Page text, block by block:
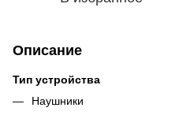
Описание
Тип устройства
Наушники